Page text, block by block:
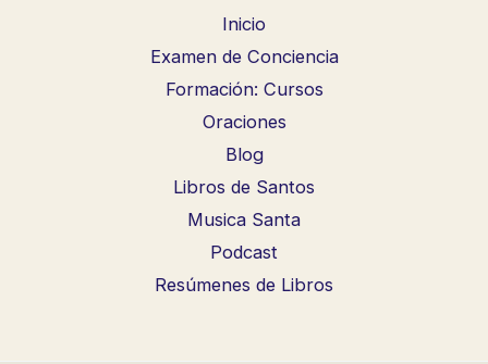
Inicio
Examen de Conciencia
Formación: Cursos
Oraciones
Blog
Libros de Santos
Musica Santa
Podcast
Resúmenes de Libros